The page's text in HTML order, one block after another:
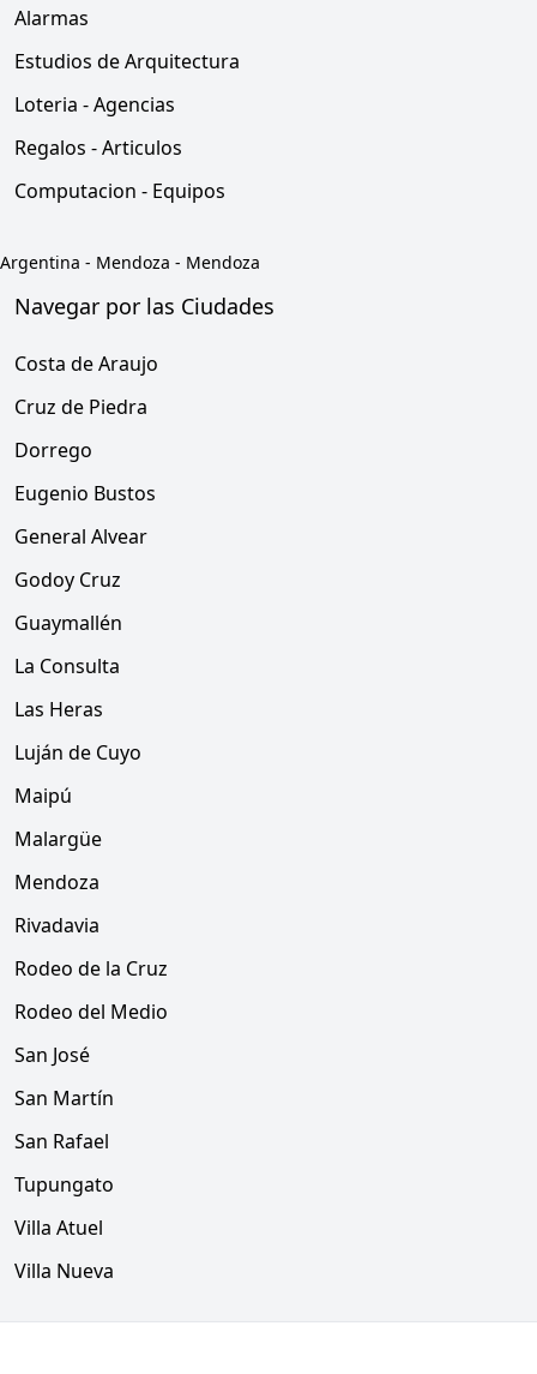
Alarmas
Estudios de Arquitectura
Loteria - Agencias
Regalos - Articulos
Computacion - Equipos
Argentina - Mendoza - Mendoza
Navegar por las Ciudades
Costa de Araujo
Cruz de Piedra
Dorrego
Eugenio Bustos
General Alvear
Godoy Cruz
Guaymallén
La Consulta
Las Heras
Luján de Cuyo
Maipú
Malargüe
Mendoza
Rivadavia
Rodeo de la Cruz
Rodeo del Medio
San José
San Martín
San Rafael
Tupungato
Villa Atuel
Villa Nueva